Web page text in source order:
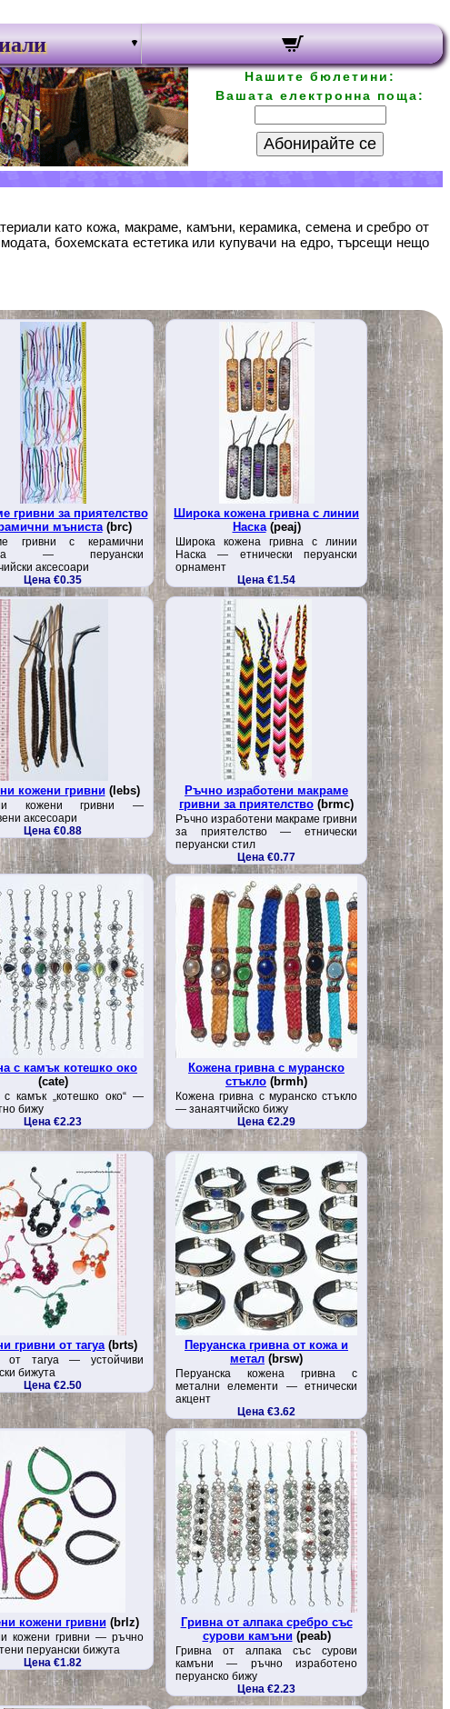
Нашите бюлетини:
Вашата електронна поща:
Абонирайте се
като кожа, макраме, камъни, керамика, семена и сребро от
бохемската естетика или купувачи на едро, търсещи нещо
гривни за приятелство
мъниста(brc)
гривни с керамични
— перуански
аксесоари
Цена €0.35
Широка кожена гривна с линии
Наска(peaj)
Широка кожена гривна с линии
Наска — етнически перуански
орнамент
Цена €1.54
кожени гривни (lebs)
кожени гривни —
аксесоари
Цена €0.88
Ръчно изработени макраме
гривни за приятелство (brmc)
Ръчно изработени макраме гривни
за приятелство — етнически
перуански стил
Цена €0.77
с камък котешко око
(cate)
с камък „котешко око“ —
бижу
Цена €2.23
Кожена гривна с муранско
стъкло (brmh)
Кожена гривна с муранско стъкло
— занаятчийско бижу
Цена €2.29
гривни от тагуа(brts)
от тагуа — устойчиви
бижута
Цена €2.50
Перуанска гривна от кожа и
метал (brsw)
Перуанска кожена гривна с
метални елементи — етнически
акцент
Цена €3.62
кожени гривни (brlz)
кожени гривни — ръчно
перуански бижута
Цена €1.82
Гривна от алпака сребро със
сурови камъни (peab)
Гривна от алпака със сурови
камъни — ръчно изработено
перуанско бижу
Цена €2.23